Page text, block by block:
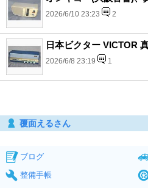
2026/6/10 23:23 2
日本ビクター VICTOR
2026/6/8 23:19 1
覆面えるさん
ブログ
整備手帳